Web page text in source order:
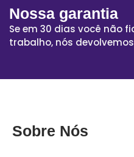
Nossa garantia
Se em 30 dias você não
trabalho, nós
Sobre Nós